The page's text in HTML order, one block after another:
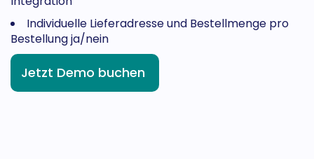
Individuelle Lieferadresse und Bestellmenge pro
Bestellung ja/nein
Jetzt Demo buchen